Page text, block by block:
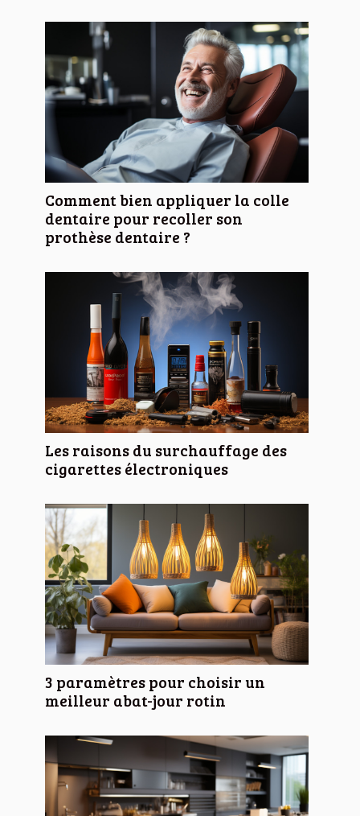
Comment bien appliquer la colle
dentaire pour recoller son
prothèse dentaire ?
Les raisons du surchauffage des
cigarettes électroniques
3 paramètres pour choisir un
meilleur abat-jour rotin